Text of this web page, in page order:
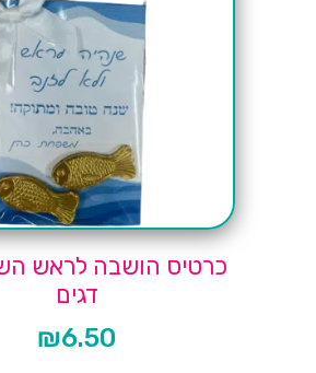
כרטיס הושבה לראש
דגים
₪6.50